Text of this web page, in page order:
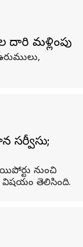
దారి మళ్లింపు
సర్వీసు;
నుంచి
విషయం తెలిసింది.